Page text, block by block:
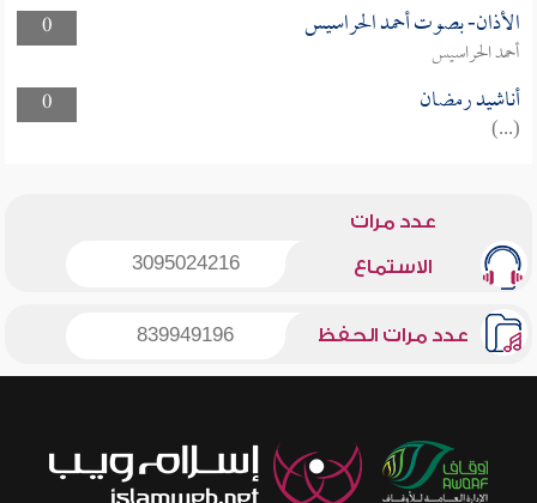
0
الأذان- بصوت أحمد الحراسيس
أحمد الحراسيس
0
أناشيد رمضان
(...)
عدد مرات
الاستماع 3095024216
عدد مرات الحفظ 839949196